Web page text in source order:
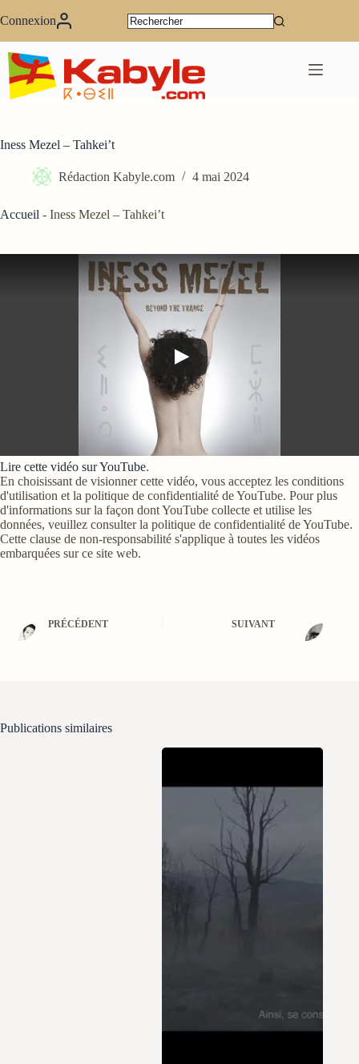
au
Connexion
Iness Mezel – Tahkei’t
Rédaction Kabyle.com 4 mai 2024
Accueil - Iness Mezel – Tahkei’t
Lire cette vidéo sur YouTube.
En choisissant de visionner cette vidéo, vous acceptez les conditions
d'utilisation et la politique de confidentialité de YouTube. Pour plus
d'informations sur la façon dont YouTube collecte et utilise les
données, veuillez consulter la politique de confidentialité de YouTube.
Cette clause de non-responsabilité s'applique à toutes les vidéos
embarquées sur ce site web.
PRÉCÉDENT SUIVANT
Publications similaires